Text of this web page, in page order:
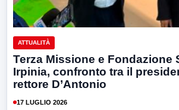
ATTUALITÀ
Terza Missione e Fondazione
Irpinia, confronto tra il
rettore D’Antonio
17 LUGLIO 2026